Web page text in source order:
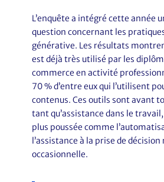
L’enquête a intégré cette année
question concernant les pratiques
générative. Les résultats
est déjà très utilisé par les
commerce en activité
70 % d’entre eux qui l’utilisent
contenus. Ces outils sont avant
tant qu’assistance dans le
plus poussée comme
l’assistance à la prise de décision
occasionnelle.